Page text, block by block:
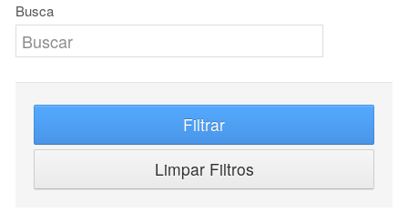
Busca
Filtrar
Limpar Filtros